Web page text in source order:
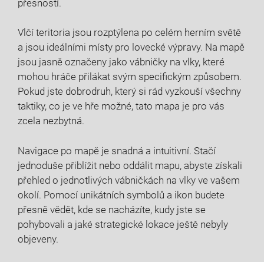
přesností.
Vlčí teritoria jsou rozptýlena po celém herním světě
a jsou ideálními místy pro lovecké výpravy. Na mapě
jsou jasně označeny jako vábničky na vlky, které
mohou hráče přilákat svým specifickým způsobem.
Pokud jste dobrodruh, který si rád vyzkouší všechny
taktiky, co je ve hře možné, tato mapa je pro vás
zcela nezbytná.
Navigace po mapě je snadná a intuitivní. Stačí
jednoduše přiblížit nebo oddálit mapu, abyste získali
přehled o jednotlivých vábničkách na vlky ve vašem
okolí. Pomocí unikátních symbolů a ikon budete
přesně vědět, kde se nacházíte, kudy jste se
pohybovali a jaké strategické lokace ještě nebyly
objeveny.